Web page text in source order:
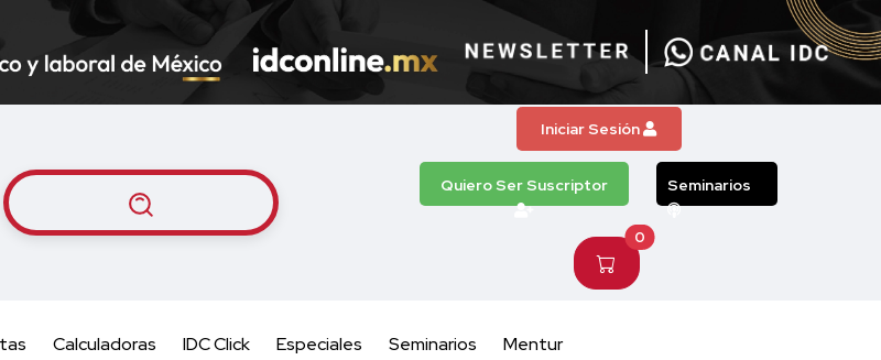
Iniciar Sesión
Quiero Ser Suscriptor Seminarios
0
Calculadoras IDC Click Especiales Seminarios Mentur